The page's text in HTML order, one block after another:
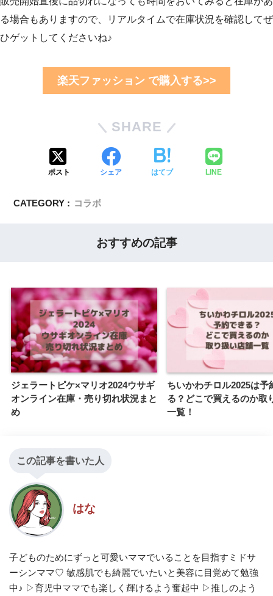
る場合もありますので、リアルタイムで在庫状況を確認してぜ
ひゲットしてくださいね♪
楽天ファッション で購入する>>
SHARE
ポスト シェア はてブ LINE
CATEGORY : コラボ
おすすめの記事
ジェラートピケ×マリオ2024ウサギ
オンライン在庫・売り切れ状況まと
め
ちいかわチロル2025は予
る？どこで買えるのか取
一覧！
この記事を書いた人
はな
子どものためにずっと可愛いママでいることを目指すミドサ
ーシンママ♡ 敏感肌でも綺麗でいたいと美容に目覚めて勉強
中♪ ▷育児中ママでも楽しく輝けるよう奮起中 ▷推しのよう